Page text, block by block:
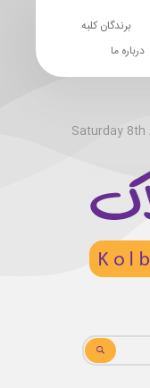
برندگان کلبه
درباره ما